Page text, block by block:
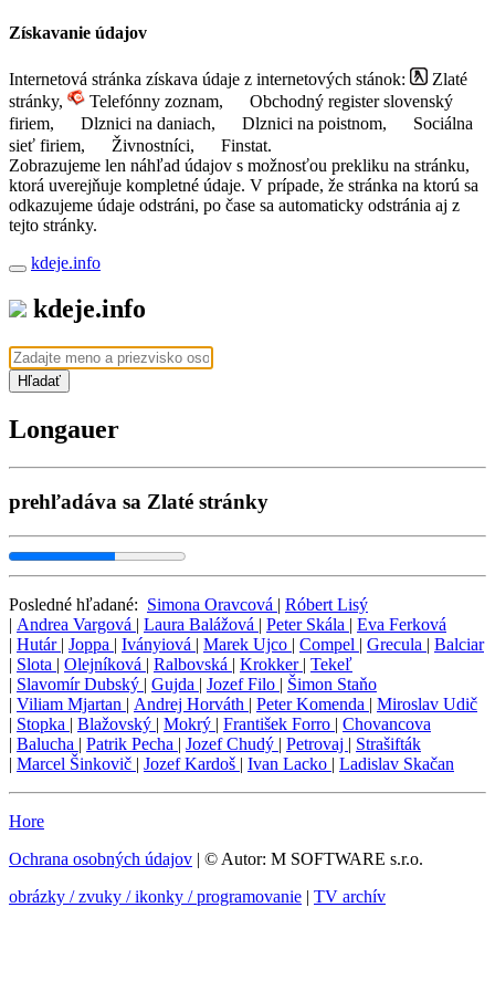
Získavanie údajov
Internetová stránka získava údaje z internetových stánok:
Zlaté
stránky,
Telefónny zoznam,
Obchodný register slovenský
firiem,
Dlznici na daniach, Dlznici na poistnom,
Sociálna
sieť firiem,
Živnostníci,
Finstat.
Zobrazujeme len náhľad údajov s možnosťou prekliku na stránku,
ktorá uverejňuje kompletné údaje. V prípade, že stránka na ktorú sa
odkazujeme údaje odstráni, po čase sa automaticky odstránia aj z
tejto stránky.
kdeje.info
kdeje.info
Hľadať
Longauer
prehľadáva sa Zlaté stránky
Posledné hľadané: Simona Oravcová | Róbert Lisý
| Andrea Vargová | Laura Balážová | Peter Skála | Eva Ferková
| Hutár | Joppa | Iványiová | Marek Ujco | Compel | Grecula | Balciar
| Slota | Olejníková | Ralbovská | Krokker | Tekeľ
| Slavomír Dubský | Gujda | Jozef Filo | Šimon Staňo
| Viliam Mjartan | Andrej Horváth | Peter Komenda | Miroslav Udič
| Stopka | Blažovský | Mokrý | František Forro | Chovancova
| Balucha | Patrik Pecha | Jozef Chudý | Petrovaj | Strašifták
| Marcel Šinkovič | Jozef Kardoš | Ivan Lacko | Ladislav Skačan
Hore
Ochrana osobných údajov | © Autor: M SOFTWARE s.r.o.
obrázky / zvuky / ikonky / programovanie | TV archív